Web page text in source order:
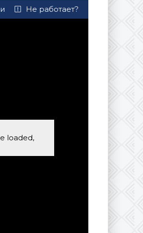
Не работает?
loaded,